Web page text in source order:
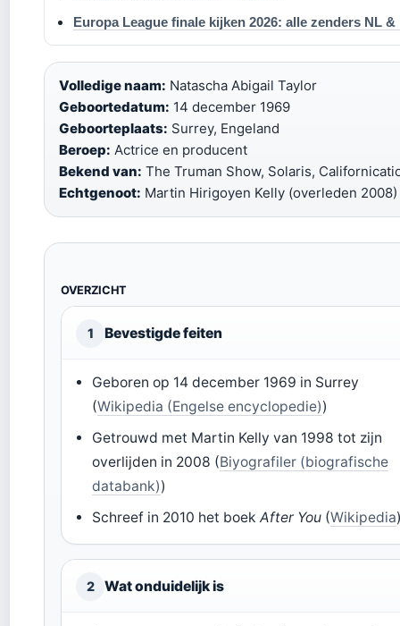
Europa League finale kijken 2026: alle zenders NL &
Volledige naam: Natascha Abigail Taylor
Geboortedatum: 14 december 1969
Geboorteplaats: Surrey, Engeland
Beroep: Actrice en producent
Bekend van: The Truman Show, Solaris,
Echtgenoot: Martin Hirigoyen Kelly (overleden 2008)
OVERZICHT
1 Bevestigde feiten
Geboren op 14 december 1969 in Surrey
(Wikipedia (Engelse encyclopedie))
Getrouwd met Martin Kelly van 1998 tot zijn
overlijden in 2008 (Biyografiler (biografische
databank))
Schreef in 2010 het boekAfter You (Wikipedia
2 Wat onduidelijk is